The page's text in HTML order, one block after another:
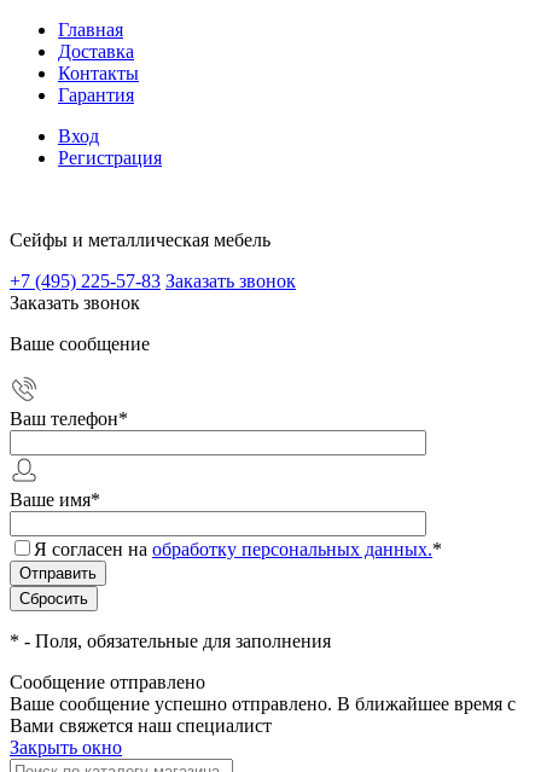
Главная
Доставка
Контакты
Гарантия
Вход
Регистрация
Сейфы и металлическая мебель
+7 (495) 225-57-83 Заказать звонок
Заказать звонок
Ваше сообщение
Ваш телефон*
Ваше имя*
Я согласен на обработку персональных данных.*
* - Поля, обязательные для заполнения
Сообщение отправлено
Ваше сообщение успешно отправлено. В ближайшее время с
Вами свяжется наш специалист
Закрыть окно